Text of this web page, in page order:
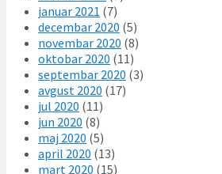
januar 2021 (7)
decembar 2020 (5)
novembar 2020 (8)
oktobar 2020 (11)
septembar 2020 (3)
avgust 2020 (17)
jul 2020 (11)
jun 2020 (8)
maj 2020 (5)
april 2020 (13)
mart 2020 (15)